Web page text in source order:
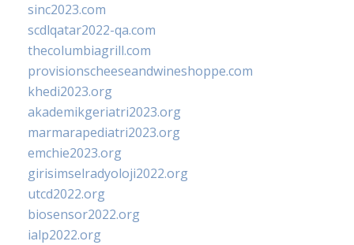
sinc2023.com
scdlqatar2022-qa.com
thecolumbiagrill.com
provisionscheeseandwineshoppe.com
khedi2023.org
akademikgeriatri2023.org
marmarapediatri2023.org
emchie2023.org
girisimselradyoloji2022.org
utcd2022.org
biosensor2022.org
ialp2022.org